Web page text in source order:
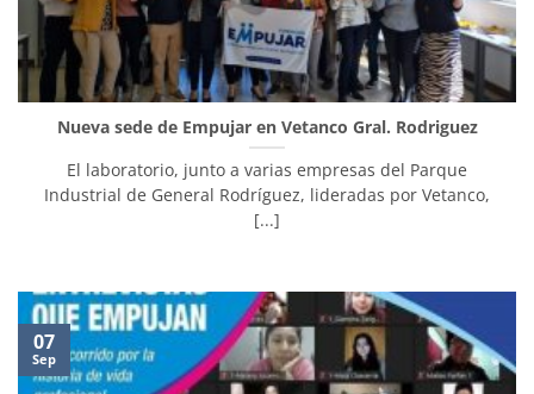
Nueva sede de Empujar en Vetanco Gral. Rodriguez
El laboratorio, junto a varias empresas del Parque
Industrial de General Rodríguez, lideradas por Vetanco,
[...]
07
Sep